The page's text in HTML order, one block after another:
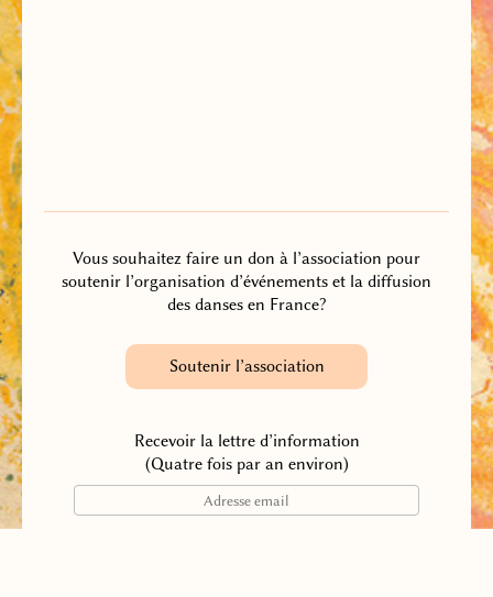
Vous souhaitez faire un don à l’association pour
soutenir l’organisation d’événements et la diffusion
des danses en France?
Soutenir l’association
Recevoir la lettre d’information
(Quatre fois par an environ)